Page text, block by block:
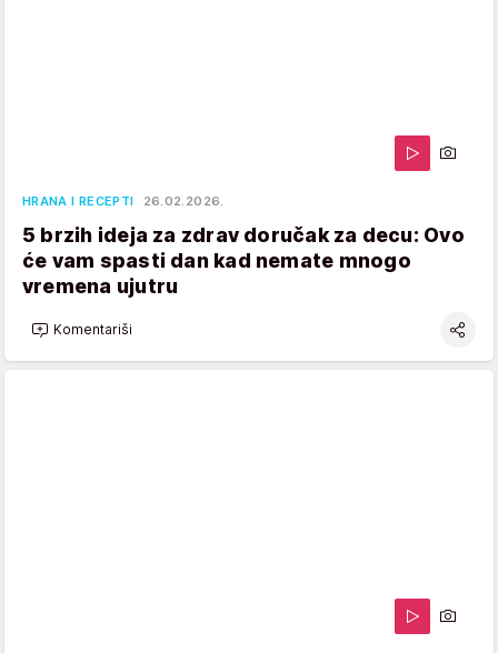
HRANA I RECEPTI 26.02.2026.
5 brzih ideja za zdrav doručak za decu: Ovo
će vam spasti dan kad nemate mnogo
vremena ujutru
Komentariši